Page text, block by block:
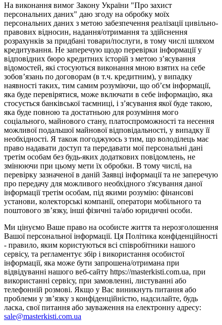
На виконання вимог Закону України "Про захист
персональних даних" даю згоду на обробку моїх
персональних даних з метою забезпечення реалізації цивільно-
правових відносин, надання/отримання та здійснення
розрахунків за придбані товари/послуги, в тому числі шляхом
кредитування. Не заперечую щодо перевірки інформації у
відповідних бюро кредитних історій з метою з’ясування
відомостей, які стосуються виконання мною взятих на себе
зобов’язань по договорам (в т.ч. кредитним), у випадку
наявності таких, тим самим розуміючи, що об’єм інформації,
яка буде перевірятися, може включати в себе інформацію, яка
стосується банківської таємниці, і з’ясування якої буде такою,
яка буде повною та достатньою для розуміння мого
соціального, майнового стану, платоспроможності та несення
можливої подальшої майнової відповідальності, у випадку її
необхідності. Я також погоджуюсь з тим, що володілець має
право надавати доступ та передавати мої персональні дані
третім особам без будь-яких додаткових повідомлень, не
змінюючи при цьому мети їх обробки. В тому числі, на
перевірку зазначеної в даній Заявці інформації та не заперечую
про передачу для можливого необхідного з'ясування даної
інформації третім особам, під якими розумію: фінансові
установи, колекторські компанії, оператори мобільного та
поштового зв’язку, інші фізичні та/або юридичні особи.
Ми цінуємо Ваше право на особисте життя та нерозголошення
Вашої персональної інформації. Ця Політика конфіденційності
- правило, яким користуються всі співробітники нашого
сервісу, та регламентує збір і використання особистої
інформації, яка може бути запрошена/отримана при
відвідуванні нашого веб-сайту https://masterkisti.com.ua, при
використанні сервісу, при замовленні, листуванні або
телефонній розмові. Якщо у Вас виникнуть питання або
проблеми у зв’язку з конфіденційністю, надсилайте, будь
ласка, свої питання або зауваження на електронну адресу:
sale@masterkisti.com.ua